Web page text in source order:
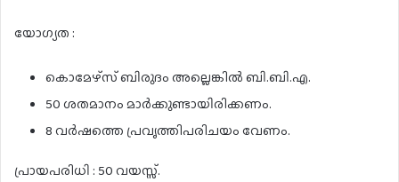
യോഗ്യത :
കൊമേഴ്സ് ബിരുദം അല്ലെങ്കിൽ ബി.ബി.എ.
50 ശതമാനം മാർക്കുണ്ടായിരിക്കണം.
8 വർഷത്തെ പ്രവൃത്തിപരിചയം വേണം.
പ്രായപരിധി : 50 വയസ്സ്.